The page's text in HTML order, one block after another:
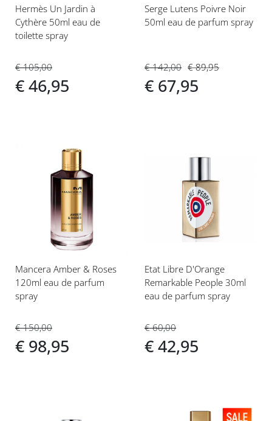
Hermès Un Jardin à
Cythère 50ml eau de
toilette spray
€ 105,00
€ 46,95
Serge Lutens Poivre Noir
50ml eau de parfum spray
€ 142,00
€ 67,95
€ 89,95
Voeg
verlanglijst
Mancera Amber & Roses
120ml eau de parfum
spray
€ 150,00
€ 98,95
verlanglijst
Etat Libre D'Orange
Remarkable People 30ml
eau de parfum spray
€ 60,00
€ 42,95